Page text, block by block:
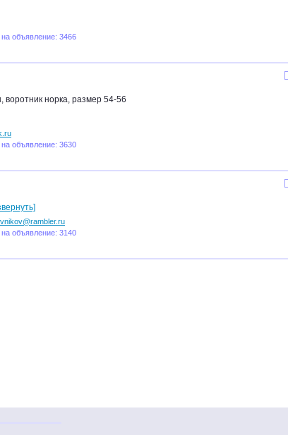
объявление: 3466
норка, размер 54-56
объявление: 3630
объявление: 3140